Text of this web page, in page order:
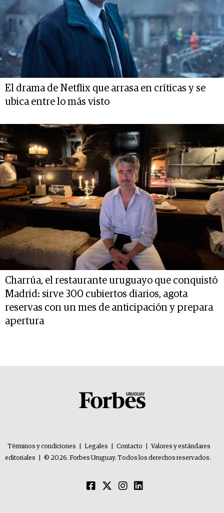
El drama de Netflix que arrasa en críticas y se
ubica entre lo más visto
Charrúa, el restaurante uruguayo que conquistó
Madrid: sirve 300 cubiertos diarios, agota
reservas con un mes de anticipación y prepara
apertura
Términos y condiciones Legales Contacto
Valores y estándares
editoriales
© 2026. Forbes Uruguay. Todos los derechos reservados.